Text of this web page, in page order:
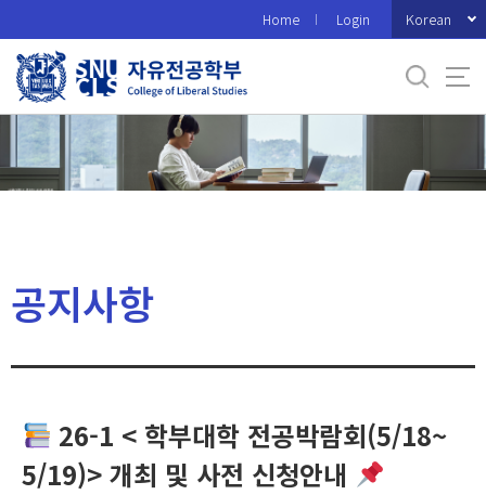
로
메
Home Login Korean
공지사항
26-1 < 학부대학 전공박람회(5/18~
5/19)> 개최 및 사전 신청안내